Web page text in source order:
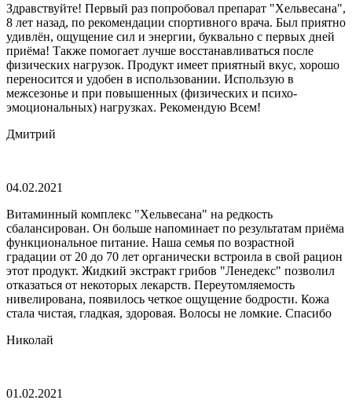
Здравствуйте! Первый раз попробовал препарат "Хельвесана",
8 лет назад, по рекомендации спортивного врача. Был приятно
удивлён, ощущение сил и энергии, буквально с первых дней
приёма! Также помогает лучше восстанавливаться после
физических нагрузок. Продукт имеет приятный вкус, хорошо
переносится и удобен в использовании. Использую в
межсезонье и при повышенных (физических и психо-
эмоциональных) нагрузках. Рекомендую Всем!
Дмитрий
04.02.2021
Витаминный комплекс "Хельвесана" на редкость
сбалансирован. Он больше напоминает по результатам приёма
функциональное питание. Наша семья по возрастной
градации от 20 до 70 лет органически встроила в свой рацион
этот продукт. Жидкий экстракт грибов "Ленедекс" позволил
отказаться от некоторых лекарств. Переутомляемость
нивелирована, появилось четкое ощущение бодрости. Кожа
стала чистая, гладкая, здоровая. Волосы не ломкие. Спасибо
Николай
01.02.2021